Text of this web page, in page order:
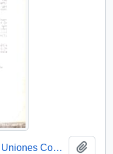
[Carta de solicitud del Comité de Uniones Comunales de la I Región del Tarapacá dirigida al Presidente Patricio Aylwin]